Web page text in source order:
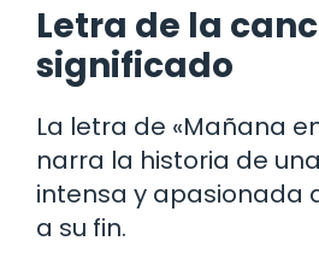
Letra de la
significado
La letra de «Mañana
narra la historia de
intensa y apasionada
a su fin.